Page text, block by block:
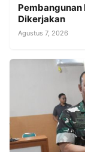
Pembangunan
Dikerjakan
Agustus 7, 2026